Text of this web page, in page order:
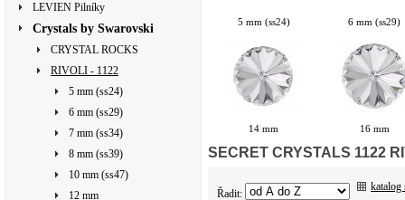
LEVIEN Pilníky
Crystals by Swarovski
CRYSTAL ROCKS
RIVOLI - 1122
5 mm (ss24)
6 mm (ss29)
7 mm (ss34)
8 mm (ss39)
10 mm (ss47)
12 mm
5 mm (ss24) 6 mm (ss29)
14 mm 16 mm
SECRET CRYSTALS 1122
Řadit:
katalog